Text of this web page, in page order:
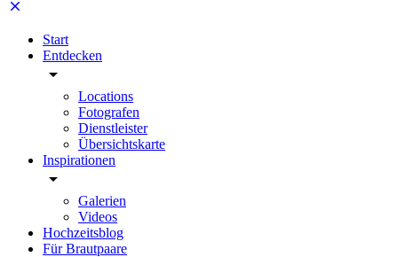
Start
Entdecken
Locations
Fotografen
Dienstleister
Übersichtskarte
Inspirationen
Galerien
Videos
Hochzeitsblog
Für Brautpaare